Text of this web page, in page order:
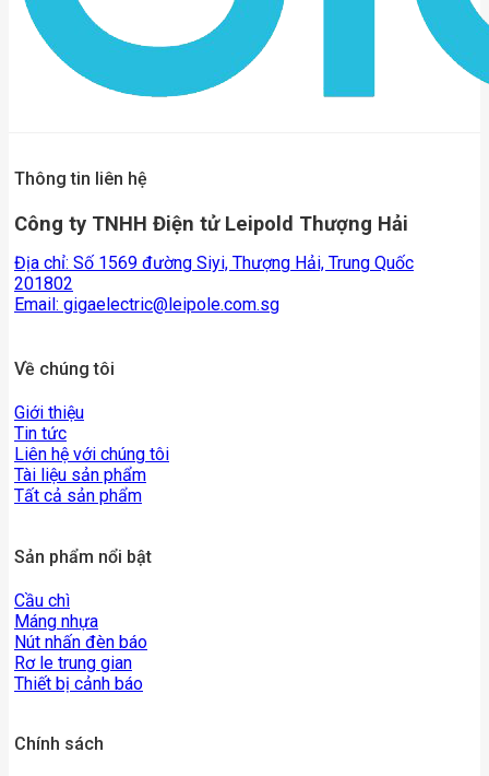
Thông tin liên hệ
Công ty TNHH Điện tử Leipold Thượng Hải
Địa chỉ: Số 1569 đường Siyi, Thượng Hải, Trung Quốc
201802
Email: gigaelectric@leipole.com.sg
Về chúng tôi
Giới thiệu
Tin tức
Liên hệ với chúng tôi
Tài liệu sản phẩm
Tất cả sản phẩm
Sản phẩm nổi bật
Cầu chì
Máng nhựa
Nút nhấn đèn báo
Rơ le trung gian
Thiết bị cảnh báo
Chính sách